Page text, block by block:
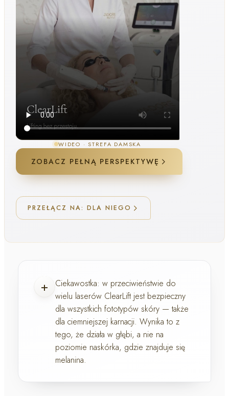
WIDEO ·STREFA DAMSKA
ZOBACZ PEŁNĄ PERSPEKTYWĘ
PRZEŁĄCZ NA: DLA NIEGO
+ Ciekawostka: w przeciwieństwie do
wielu laserów ClearLift jest bezpieczny
dla wszystkich fototypów skóry— także
dla ciemniejszej karnacji. Wynika to z
tego, że działa w głębi, a nie na
poziomie naskórka, gdzie znajduje się
melanina.